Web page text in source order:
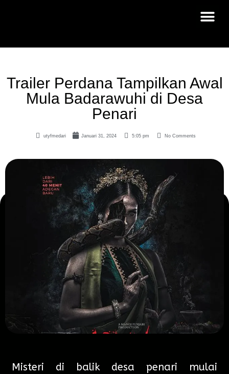
Trailer Perdana Tampilkan Awal
Mula Badarawuhi di Desa
Penari
utyfmedari Januari 31, 2024 5:05 pm No Comments
Misteri di balik desa penari mulai